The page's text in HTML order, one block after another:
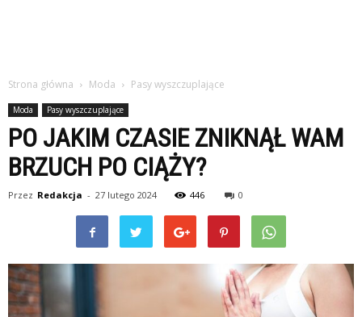
Strona główna Moda Pasy wyszczuplające
Moda Pasy wyszczuplające
PO JAKIM CZASIE ZNIKNĄŁ WAM
BRZUCH PO CIĄŻY?
Przez Redakcja - 27 lutego 2024 446 0